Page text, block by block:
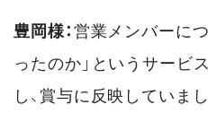
豊岡様：営業メンバーに
ったのか」というサービ
し、賞与に反映していま